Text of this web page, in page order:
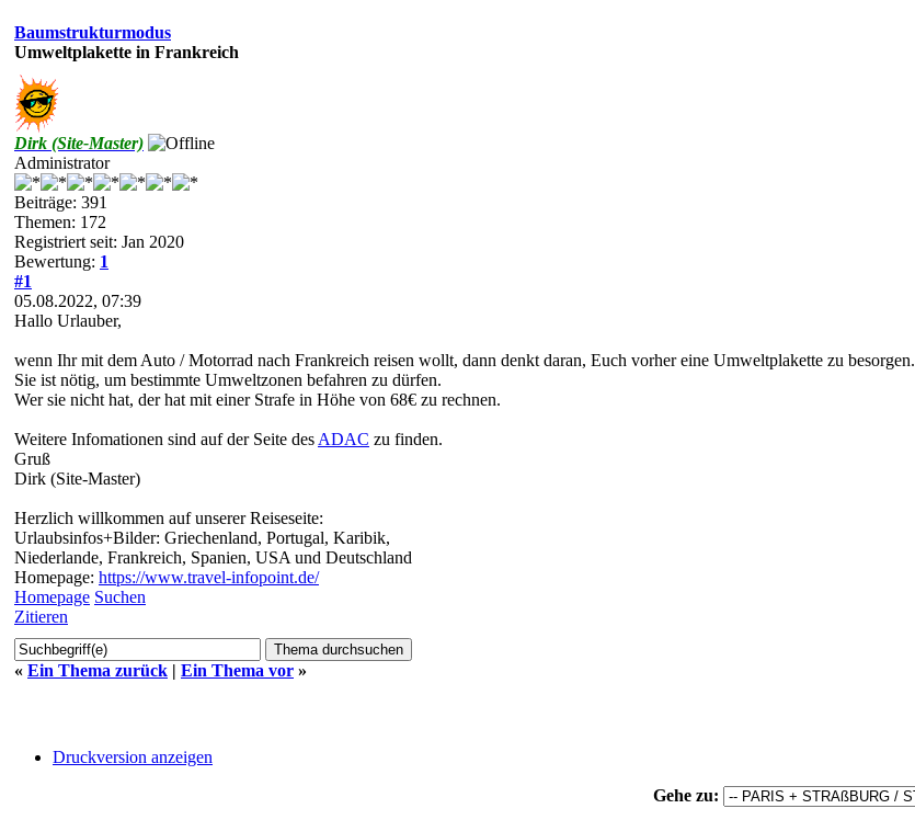
Baumstrukturmodus
Umweltplakette in Frankreich
Dirk (Site-Master)
Administrator
Beiträge: 391
Themen: 172
Registriert seit: Jan 2020
Bewertung: 1
#1
05.08.2022, 07:39
Hallo Urlauber,
wenn Ihr mit dem Auto / Motorrad nach Frankreich reisen wollt, dann denkt daran, Euch vorher eine Umweltplakette zu besorgen.
Sie ist nötig, um bestimmte Umweltzonen befahren zu dürfen.
Wer sie nicht hat, der hat mit einer Strafe in Höhe von 68€ zu rechnen.
Weitere Infomationen sind auf der Seite des ADAC zu finden.
Gruß
Dirk (Site-Master)
Herzlich willkommen auf unserer Reiseseite:
Urlaubsinfos+Bilder: Griechenland, Portugal, Karibik,
Niederlande, Frankreich, Spanien, USA und Deutschland
Homepage: https://www.travel-infopoint.de/
Homepage Suchen
Zitieren
« Ein Thema zurück | Ein Thema vor »
Druckversion anzeigen
Gehe zu: